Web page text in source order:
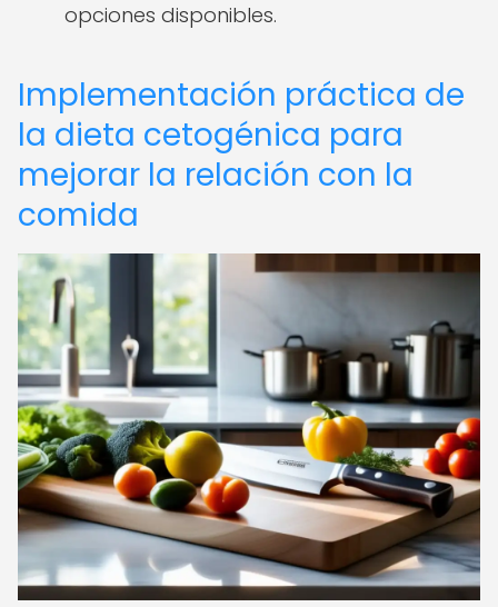
opciones disponibles.
Implementación práctica de
la dieta cetogénica para
mejorar la relación con la
comida